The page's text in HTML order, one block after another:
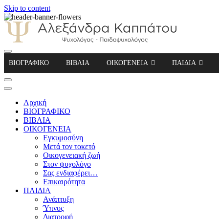
Skip to content
Αλεξάνδρα Καππάτου Ψυχολόγος –
ΒΙΟΓΡΑΦΙΚΟ ΒΙΒΛΙΑ ΟΙΚΟΓΕΝΕΙΑ ΠΑΙΔΙΑ
Αρχική
ΒΙΟΓΡΑΦΙΚΟ
ΒΙΒΛΙΑ
ΟΙΚΟΓΕΝΕΙΑ
Εγκυμοσύνη
Μετά τον τοκετό
Οικογενειακή ζωή
Στον ψυχολόγο
Σας ενδιαφέρει…
Επικαιρότητα
ΠΑΙΔΙΑ
Ανάπτυξη
Ύπνος
Διατροφή